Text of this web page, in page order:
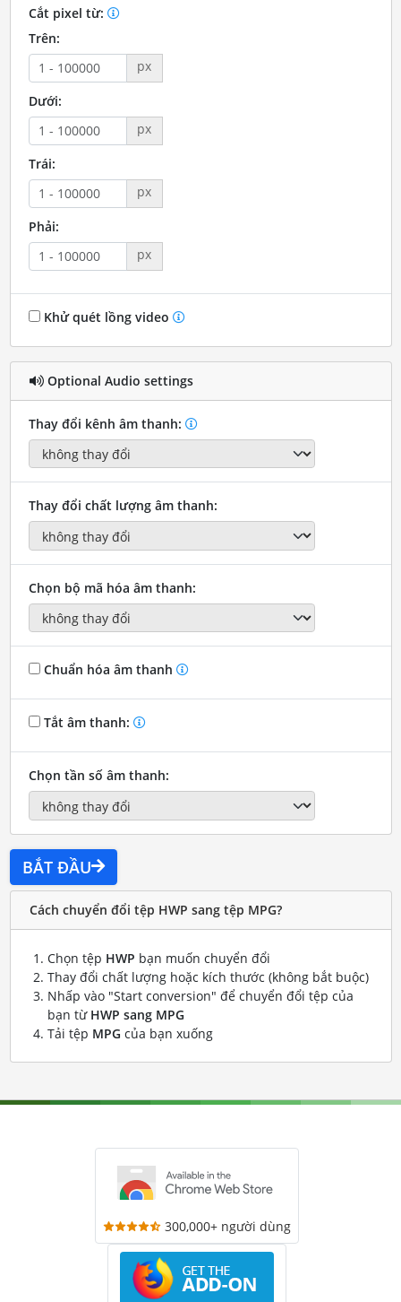
Cắt pixel từ:
Trên:
px
Dưới:
px
Trái:
px
Phải:
px
Khử quét lồng video
Optional Audio settings
Thay đổi kênh âm thanh:
Thay đổi chất lượng âm thanh:
Chọn bộ mã hóa âm thanh:
Chuẩn hóa âm thanh
Tắt âm thanh:
Chọn tần số âm thanh:
BẮT ĐẦU
Cách chuyển đổi tệp HWP sang tệp MPG?
Chọn tệp HWP bạn muốn chuyển đổi
Thay đổi chất lượng hoặc kích thước (không bắt buộc)
Nhấp vào "Start conversion" để chuyển đổi tệp của
bạn từ HWP sang MPG
Tải tệp MPG của bạn xuống
300,000+ người dùng